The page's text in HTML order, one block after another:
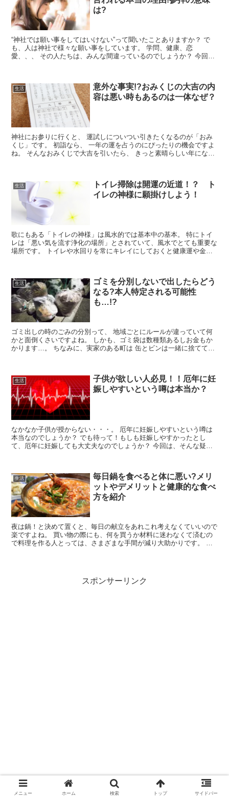
は?
“神社では願い事をしてはいけない”って聞いたことありますか？ で
も、人は神社で様々な願い事をしています。 学問、健康、恋
愛、、、 その人たちは、みんな間違っているのでしょうか？ 今回
生活
意外な事実!?おみくじの大吉の内
容は悪い時もあるのは一体なぜ？
神社にお参りに行くと、 運試しについつい引きたくなるのが「おみ
くじ」です。 初詣なら、 一年の運を占うのにぴったりの機会ですよ
ね。 そんなおみくじで大吉を引いたら、 きっと素晴らしい年になる
生活
トイレ掃除は開運の近道！？ ト
イレの神様に願掛けしよう！
歌にもある「トイレの神様」は風水的では基本中の基本。 特にトイ
レは「悪い気を流す浄化の場所」とされていて、風水でとても重要な
場所です。 トイレや水回りを常にキレイにしておくと健康運や金
生活
ゴミを分別しないで出したらどう
なる?本人特定される可能性
も…!?
ゴミ出しの時のごみの分別って、 地域ごとにルールが違っていて何
かと面倒くさいですよね。 しかも、ゴミ袋は数種類あるしお金もか
かります…。 ちなみに、実家のある町は 缶とビンは一緒に捨てて良
生活
子供が欲しい人必見！！厄年に妊
娠しやすいという噂は本当か？
なかなか子供が授からない・・・。 厄年に妊娠しやすいという噂は
本当なのでしょうか？ でも待って！もしも妊娠しやすかったとし
て、厄年に妊娠しても大丈夫なのでしょうか？ 今回は、そんな疑問
生活
毎日鍋を食べると体に悪い?メリ
ットやデメリットと健康的な食べ
方を紹介
夜は鍋！と決めて置くと、毎日の献立をあれこれ考えなくていいので
楽ですよね。 買い物の際にも、何を買うか材料に迷わなくて済むの
で料理を作る人とっては、さまざまな手間が減り大助かりです。 手
スポンサーリンク
メニュー ホーム 検索 トップ サイドバー